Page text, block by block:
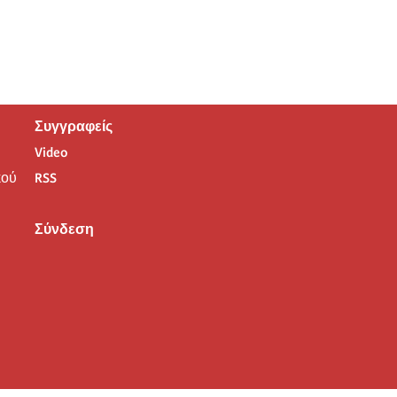
Συγγραφείς
Video
RSS
Σύνδεση